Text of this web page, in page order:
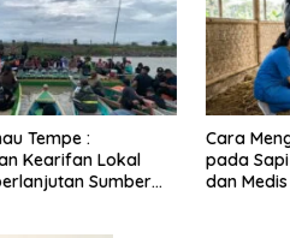
Penyakit PMK
Secara Alami
Dosis
Tanaman
Vegetatif